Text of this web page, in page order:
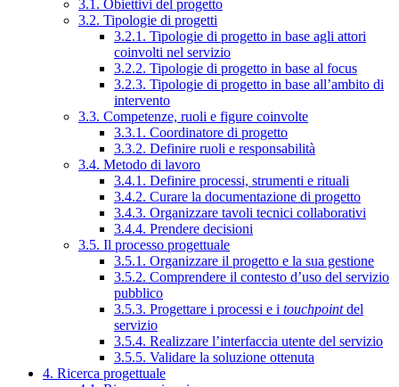
3.1. Obiettivi del progetto
3.2. Tipologie di progetti
3.2.1. Tipologie di progetto in base agli attori
coinvolti nel servizio
3.2.2. Tipologie di progetto in base al focus
3.2.3. Tipologie di progetto in base all’ambito di
intervento
3.3. Competenze, ruoli e figure coinvolte
3.3.1. Coordinatore di progetto
3.3.2. Definire ruoli e responsabilità
3.4. Metodo di lavoro
3.4.1. Definire processi, strumenti e rituali
3.4.2. Curare la documentazione di progetto
3.4.3. Organizzare tavoli tecnici collaborativi
3.4.4. Prendere decisioni
3.5. Il processo progettuale
3.5.1. Organizzare il progetto e la sua gestione
3.5.2. Comprendere il contesto d’uso del servizio
pubblico
3.5.3. Progettare i processi e i touchpointdel
servizio
3.5.4. Realizzare l’interfaccia utente del servizio
3.5.5. Validare la soluzione ottenuta
4. Ricerca progettuale